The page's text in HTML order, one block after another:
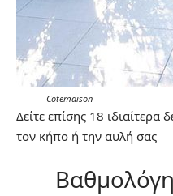
Cotemaison
Δείτε επίσης 18 ιδιαίτερα
τον κήπο ή την αυλή σας